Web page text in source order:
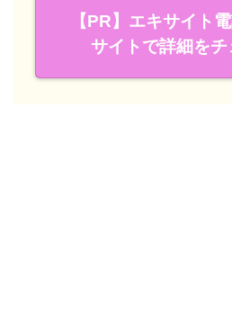
【PR】エキサイト
サイトで詳細を